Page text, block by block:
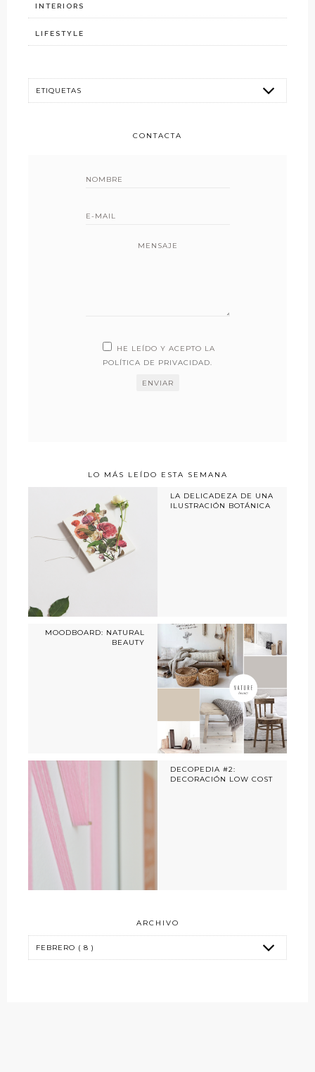
INTERIORS
LIFESTYLE
CONTACTA
MENSAJE
HE LEÍDO Y ACEPTO LA
POLÍTICA DE PRIVACIDAD.
LO MÁS LEÍDO ESTA SEMANA
LA DELICADEZA DE UNA
ILUSTRACIÓN BOTÁNICA
MOODBOARD: NATURAL
BEAUTY
DECOPEDIA #2:
DECORACIÓN LOW COST
ARCHIVO